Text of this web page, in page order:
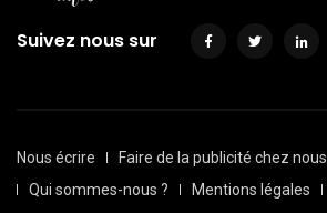
Suivez nous sur
Nous écrire
Faire de la publicité chez nous
Qui sommes-nous ?
Mentions légales